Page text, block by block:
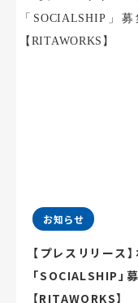
お知らせ
【プレスリリース
「SOCIALSHIP」
【RITAWORKS】